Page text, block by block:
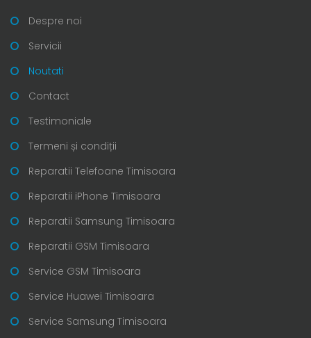
Despre noi
Servicii
Noutati
Contact
Testimoniale
Termeni și condiții
Reparatii Telefoane Timisoara
Reparatii iPhone Timisoara
Reparatii Samsung Timisoara
Reparatii GSM Timisoara
Service GSM Timisoara
Service Huawei Timisoara
Service Samsung Timisoara